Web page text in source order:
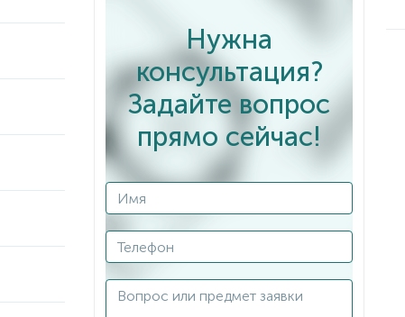
Нужна
консультация?
Задайте вопрос
прямо сейчас!